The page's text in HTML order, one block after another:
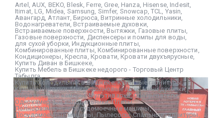
Artel AUX BEKO Blesk Ferre, Gree, Hanza Hisense, Indesit
Itimat, LG Midea Samsung Simfer, Snowcap TCL Yasin
Авангард Атлант ,Бирюса Витринные холодильники
Водонагреватели Встраиваемые духовки
Встраиваемые поверхности Вытяжки Газовые плиты
Газовые поверхности
Диспенсеры и помпы для воды
для сухой уборки Индукционные плиты
Комбинированные плиты Комбинированные поверхности
Кондиционеры Кресла Кровати Кровати двухъярусные,
Купить Диван в Бишкеке,
Купить Мебель в Бишкеке недорого - Торговый Центр
Табылга,
Купить Холодильник в Бишкеке,Кухонные гарнитуры,
Кухонные уголки,Микроволновые печи,Мини духовки,
Морозильные камеры,Мультиварки,Обогреватели,
Однокамерные холодильники,Плиты,
Полноразмерные посудомоечные машины,
Посудомоечные машины ,Пылесосы,Спальные гарнитуры ,